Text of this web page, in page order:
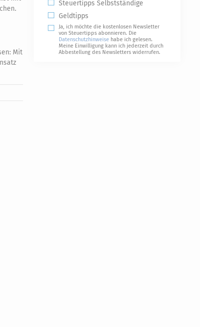
Mit
Steuertipps Selbstständige
Geldtipps
Ja, ich möchte die kostenlosen Newsletter
von Steuertipps abonnieren. Die
Datenschutzhinweise habe ich gelesen.
Meine Einwilligung kann ich jederzeit durch
Abbestellung des Newsletters widerrufen.